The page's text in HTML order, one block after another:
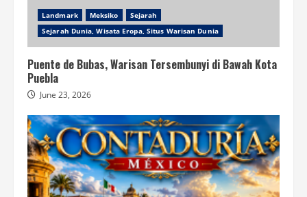
Landmark Meksiko
Sejarah
Sejarah Dunia, Wisata Eropa, Situs Warisan Dunia
Puente de Bubas, Warisan Tersembunyi di Bawah Kota
Puebla
June 23, 2026